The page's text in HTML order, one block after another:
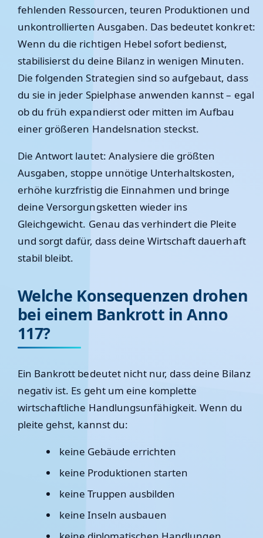
fehlenden Ressourcen, teuren Produktionen und
unkontrollierten Ausgaben. Das bedeutet konkret:
Wenn du die richtigen Hebel sofort bedienst,
stabilisierst du deine Bilanz in wenigen Minuten.
Die folgenden Strategien sind so aufgebaut, dass
du sie in jeder Spielphase anwenden kannst – egal
ob du früh expandierst oder mitten im Aufbau
einer größeren Handelsnation steckst.
Die Antwort lautet: Analysiere die größten
Ausgaben, stoppe unnötige Unterhaltskosten,
erhöhe kurzfristig die Einnahmen und bringe
deine Versorgungsketten wieder ins
Gleichgewicht. Genau das verhindert die Pleite
und sorgt dafür, dass deine Wirtschaft dauerhaft
stabil bleibt.
Welche Konsequenzen drohen
bei einem Bankrott in Anno
117?
Ein Bankrott bedeutet nicht nur, dass deine Bilanz
negativ ist. Es geht um eine komplette
wirtschaftliche Handlungsunfähigkeit. Wenn du
pleite gehst, kannst du:
keine Gebäude errichten
keine Produktionen starten
keine Truppen ausbilden
keine Inseln ausbauen